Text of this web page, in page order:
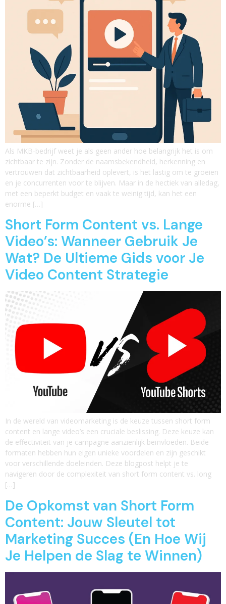
Als MKB-bedrijf weet je als geen ander hoe belangrijk het is om
zichtbaar te zijn. Zonder de naamsbekendheid, herkenning en
vertrouwen dat zichtbaarheid oplevert, is het lastig om te groeien
en je concurrenten voor te blijven. Maar in de hectiek van alledag,
met een beperkt budget en vaak te weinig tijd, kan het een
enorme […]
Short Form Content vs. Lange
Video’s: Wanneer Gebruik Je
Wat? De Ultieme Gids voor Je
Video Content Strategie
In de wereld van videomarketing is de keuze tussen short form
content en lange video’s een cruciale beslissing. Deze keuze kan
de effectiviteit van je campagne aanzienlijk beïnvloeden. Beide
formaten hebben hun eigen unieke voordelen en zijn geschikt
voor verschillende doeleinden. Deze blogpost helpt je te
navigeren door de complexiteit van short form content vs. long
[…]
De Opkomst van Short Form
Content: Jouw Sleutel tot
Marketing Succes (En Hoe Wij
Je Helpen de Slag te Winnen)